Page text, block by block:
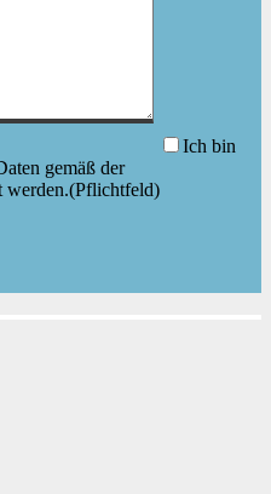
Ich bin
gemäß der
werden.(Pflichtfeld)